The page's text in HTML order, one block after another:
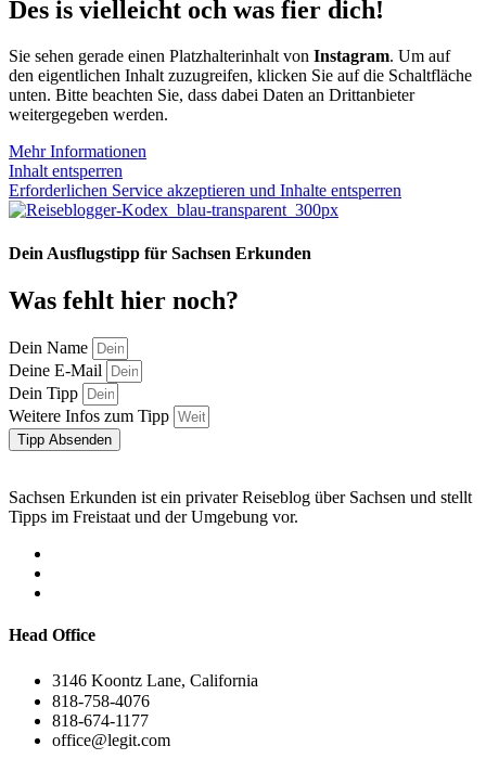
Des is vielleicht och was fier dich!
Sie sehen gerade einen Platzhalterinhalt von Instagram. Um auf
den eigentlichen Inhalt zuzugreifen, klicken Sie auf die Schaltfläche
unten. Bitte beachten Sie, dass dabei Daten an Drittanbieter
weitergegeben werden.
Mehr Informationen
Inhalt entsperren
Erforderlichen Service akzeptieren und Inhalte entsperren
Dein Ausflugstipp für Sachsen Erkunden
Was fehlt hier noch?
Dein Name
Deine E-Mail
Dein Tipp
Weitere Infos zum Tipp
Tipp Absenden
Sachsen Erkunden ist ein privater Reiseblog über Sachsen und stellt
Tipps im Freistaat und der Umgebung vor.
Head Office
3146 Koontz Lane, California
818-758-4076
818-674-1177
office@legit.com